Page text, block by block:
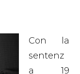
Con la
sentenz
a 19